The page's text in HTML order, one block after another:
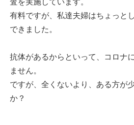
有料ですが、私達夫婦はちょっと
できました。
抗体があるからといって、コロナ
ません。
ですが、全くないより、ある方が
か？